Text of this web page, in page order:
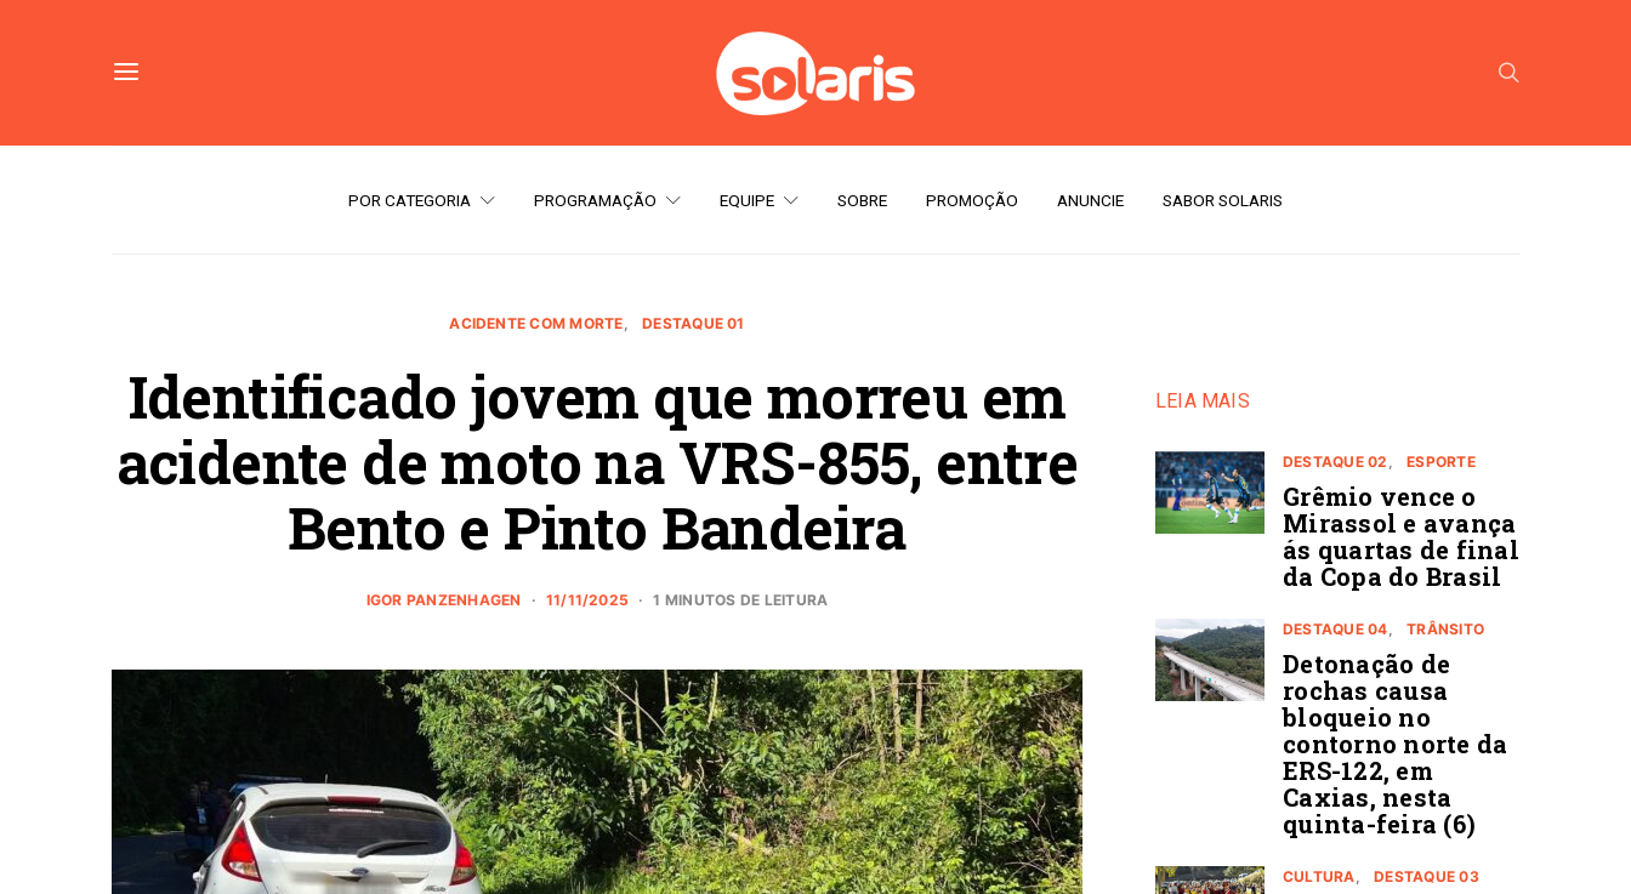
POR CATEGORIA PROGRAMAÇÃO EQUIPE SOBRE PROMOÇÃO ANUNCIE SABOR SOLARIS
ACIDENTE COM MORTE DESTAQUE 01
Identificado jovem que morreu em
acidente de moto na VRS-855, entre
Bento e Pinto Bandeira
IGOR PANZENHAGEN 11/11/2025 1 MINUTOS DE LEITURA
LEIA MAIS
DESTAQUE 02 ESPORTE
Grêmio vence o
Mirassol e avança
ás quartas de final
da Copa do Brasil
DESTAQUE 04 TRÂNSITO
Detonação de
rochas causa
bloqueio no
contorno norte da
ERS-122, em
Caxias, nesta
quinta-feira (6)
CULTURA DESTAQUE 03